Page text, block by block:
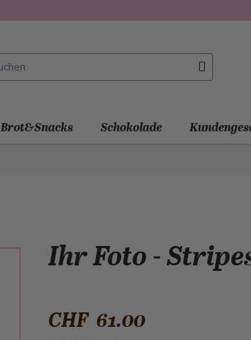
Brot&Snacks Schokolade
Ihr Foto -
CHF 61.00